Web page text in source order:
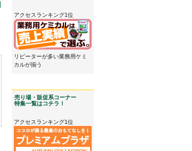
アクセスランキング1位
リピーターが多い業務用ケミ
カルが揃う
売り場・販促系コーナー
特集一覧はコチラ！
アクセスランキング1位